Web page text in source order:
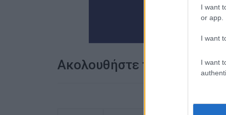
I want
or app.
I want
I want
Ακολουθήστε το enimerosi